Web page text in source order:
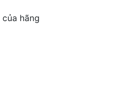
hãng